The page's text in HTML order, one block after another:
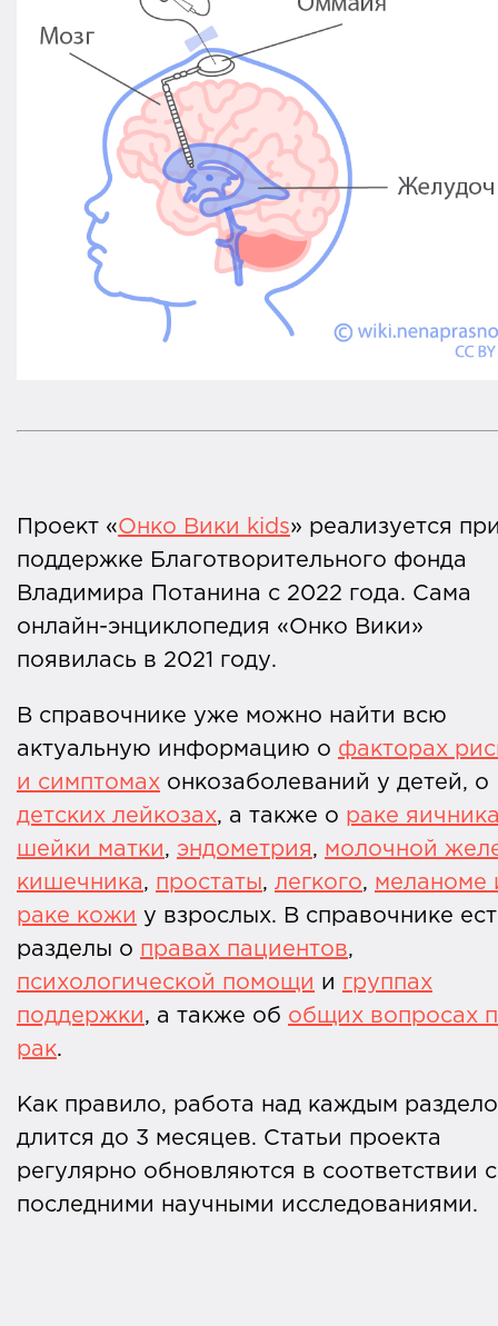
Проект «Онко Вики kids» реализуется
поддержке Благотворительного фонда
Владимира Потанина с 2022 года. Сама
онлайн-энциклопедия «Онко Вики»
появилась в 2021 году.
В справочнике уже можно найти всю
актуальную информацию о факторах
и симптомах онкозаболеваний у детей, о
детских лейкозах, а также о раке
шейки матки, эндометрия, молочной
кишечника, простаты, легкого, меланоме
раке кожи у взрослых. В справочнике
разделы о правах пациентов,
психологической помощи и группах
поддержки, а также об общих вопросах
рак.
Как правило, работа над каждым
длится до 3 месяцев. Статьи проекта
регулярно обновляются в соответствии с
последними научными исследованиями.